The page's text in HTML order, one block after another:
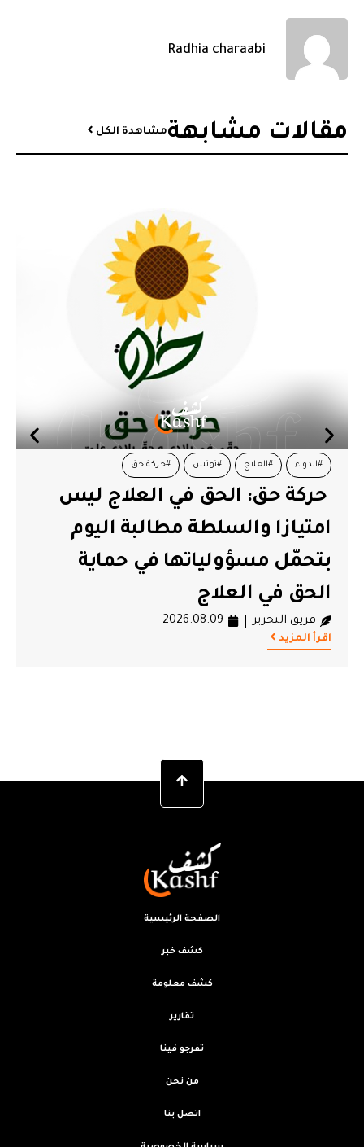
Radhia charaabi
مقالات مشابهة​مشاهدة الكل
#الدواء #العلاج #تونس #حركة حق
حركة حق: الحق في العلاج ليس
امتيازا والسلطة مطالبة اليوم
بتحمّل مسؤولياتها في حماية
الحق في العلاج
فريق التحرير 2026.08.09
اقرأ المزيد
الصفحة الرئيسية
كشف خبر
كشف معلومة
تقارير
تفرجو فينا
من نحن
اتصل بنا